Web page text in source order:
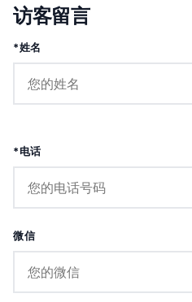
访客留言
*姓名
*电话
微信